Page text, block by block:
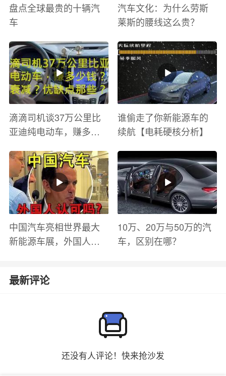
盘点全球最贵的十辆汽
车
汽车文化：为什么劳斯
莱斯的腰线这么贵？
滴滴司机谈37万公里比
亚迪纯电动车，赚多少
有哪些？
谁偷走了你新能源车的
续航【电耗硬核分析】
中国汽车亮相世界最大
新能源车展，外国人怎
10万、20万与50万的汽
车，区别在哪？
最新评论
还没有人评论！快来抢沙发